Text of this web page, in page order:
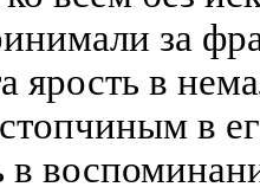
за
ярость в
в
в